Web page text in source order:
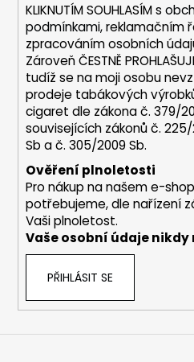
HLEDAT
D
o
p
o
u
m
MALINA
KLIKNUTÍM SOUHLASÍM s
podmínkami,reklamačním
zpracováním osobních
Zároveň ČESTNĚ
tudíž se na moji osobu
prodeje tabákových
cigaret dle zákona č. 379/
souvisejících zákonů č.
Sb a č. 305/2009 Sb.
Ověření plnoletosti
Pro nákup na našem e-
potřebujeme, dle nařízení
Vaši plnoletost.
Vaše osobní údaje
PŘIHLÁSIT SE